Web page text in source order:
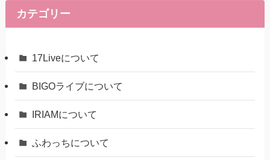
カテゴリー
17Liveについて
BIGOライブについて
IRIAMについて
ふわっちについて